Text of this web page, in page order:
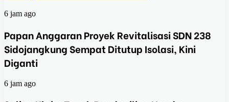
6 jam ago
Papan Anggaran Proyek Revitalisasi SDN 238
Sidojangkung Sempat Ditutup Isolasi, Kini
Diganti
6 jam ago